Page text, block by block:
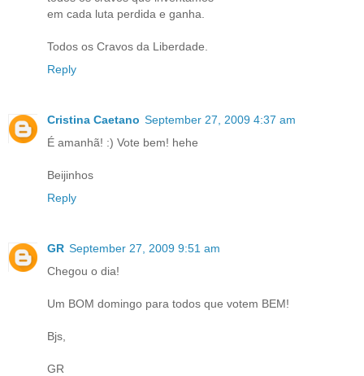
em cada luta perdida e ganha.
Todos os Cravos da Liberdade.
Reply
Cristina Caetano September 27, 2009 4:37 am
É amanhã! :) Vote bem! hehe
Beijinhos
Reply
GR September 27, 2009 9:51 am
Chegou o dia!
Um BOM domingo para todos que votem BEM!
Bjs,
GR